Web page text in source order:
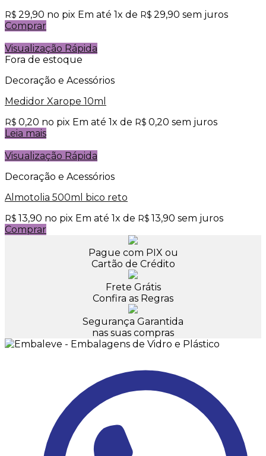
R$ 29,90 no pix Em até 1x de R$ 29,90 sem juros
Comprar
Visualização Rápida
Fora de estoque
Decoração e Acessórios
Medidor Xarope 10ml
R$ 0,20 no pix Em até 1x de R$ 0,20 sem juros
Leia mais
Visualização Rápida
Decoração e Acessórios
Almotolia 500ml bico reto
R$ 13,90 no pix Em até 1x de R$ 13,90 sem juros
Comprar
Pague com PIX ou
Cartão de Crédito
Frete Grátis
Confira as Regras
Segurança Garantida
nas suas compras